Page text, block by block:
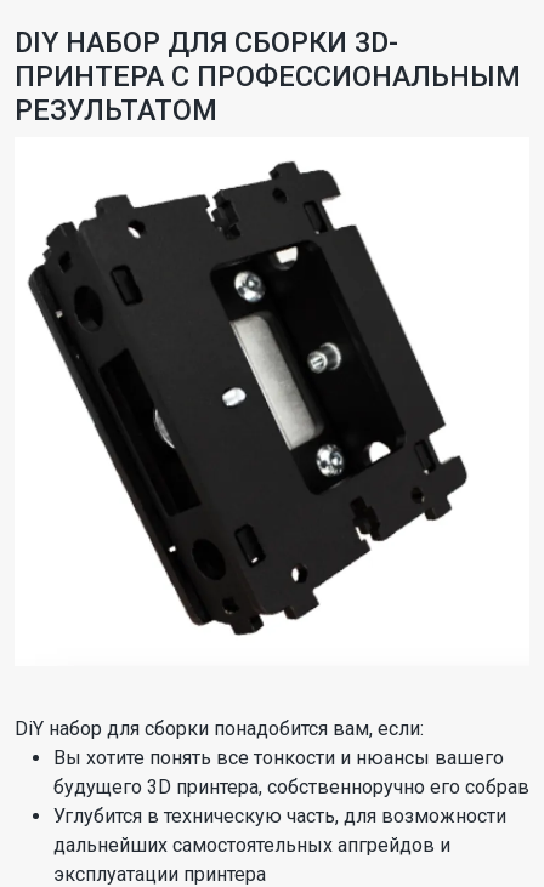
DIY НАБОР ДЛЯ СБОРКИ 3D-
ПРИНТЕРА С ПРОФЕССИОНАЛЬНЫМ
РЕЗУЛЬТАТОМ
DiY набор для сборки понадобится вам, если:
Вы хотите понять все тонкости и нюансы вашего
будущего 3D принтера, собственноручно его собрав
Углубится в техническую часть, для возможности
дальнейших самостоятельных апгрейдов и
эксплуатации принтера